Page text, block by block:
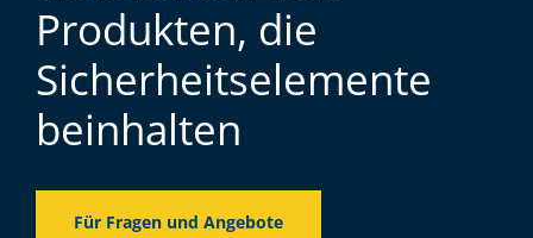
Produkten, die
Sicherheitselemente
beinhalten
Für Fragen und Angebote